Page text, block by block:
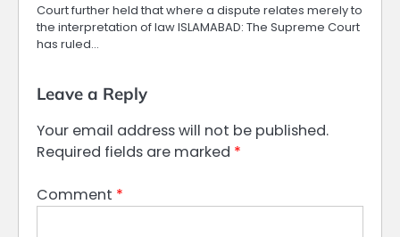
Court further held that where a dispute relates merely to
the interpretation of law ISLAMABAD: The Supreme Court
has ruled…
Leave a Reply
Your email address will not be published.
Required fields are marked *
Comment *